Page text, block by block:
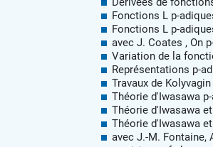
Fonctions L p-
Fonctions L p-
avec J. Coates , On
Variation de la
Représentations p-
Travaux de
Théorie d'Iwasawa
Théorie d'Iwasawa
Théorie d'Iwasawa
avec J.-M. Fontaine,